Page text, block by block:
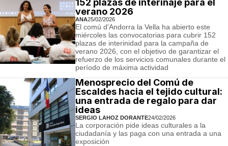
152 plazas de interinaje para el
verano 2026
ANA25/02/2026
El comú d'Andorra la Vella ha abierto este
miércoles las convocatorias para cubrir 152
plazas de interinidad para la campaña de
verano 2026, con el objetivo de garantizar el
refuerzo de los servicios comunales durante el
período de máxima actividad
Menosprecio del Comú de
Escaldes hacia el tejido cultural:
una entrada de regalo para dar
ideas
SERGIO LAHOZ DORANTE24/02/2026
La corporación pide ideas culturales a la
ciudadanía y las paga con una entrada a una
exposición